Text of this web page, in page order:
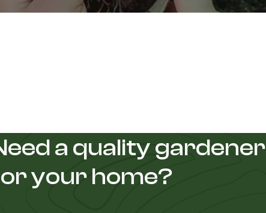
a quality gardener
your home?